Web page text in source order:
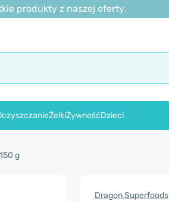
produkty z naszej oferty.
ŻelkiŻywnośćDzieci
g
Dragon Superfoods